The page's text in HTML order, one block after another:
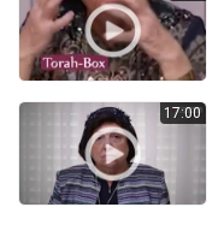
17:00